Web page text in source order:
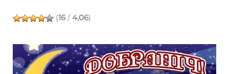
(16/ 4,06)